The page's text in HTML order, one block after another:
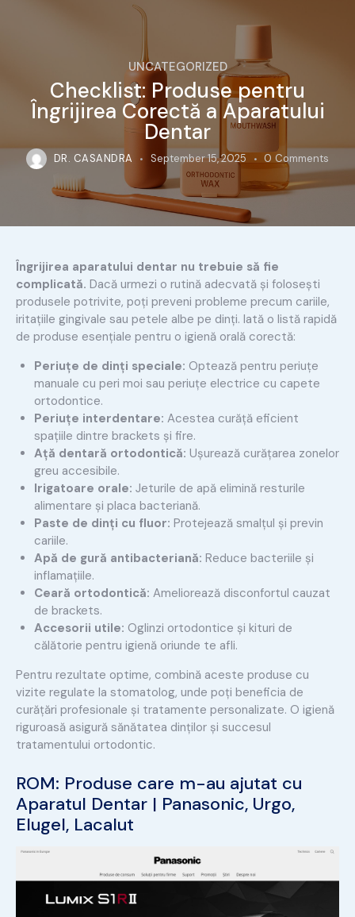
UNCATEGORIZED
Checklist: Produse pentru
Îngrijirea Corectă a Aparatului
Dentar
DR. CASANDRA September 15, 2025 0 Comments
Îngrijirea aparatului dentar nu trebuie să fie
complicată. Dacă urmezi o rutină adecvată și folosești
produsele potrivite, poți preveni probleme precum cariile,
iritațiile gingivale sau petele albe pe dinți. Iată o listă rapidă
de produse esențiale pentru o igienă orală corectă:
Periuțe de dinți speciale: Optează pentru periuțe
manuale cu peri moi sau periuțe electrice cu capete
ortodontice.
Periuțe interdentare: Acestea curăță eficient
spațiile dintre brackets și fire.
Ață dentară ortodontică: Ușurează curățarea zonelor
greu accesibile.
Irigatoare orale: Jeturile de apă elimină resturile
alimentare și placa bacteriană.
Paste de dinți cu fluor: Protejează smalțul și previn
cariile.
Apă de gură antibacteriană: Reduce bacteriile și
inflamațiile.
Ceară ortodontică: Ameliorează disconfortul cauzat
de brackets.
Accesorii utile: Oglinzi ortodontice și kituri de
călătorie pentru igienă oriunde te afli.
Pentru rezultate optime, combină aceste produse cu
vizite regulate la stomatolog, unde poți beneficia de
curățări profesionale și tratamente personalizate. O igienă
riguroasă asigură sănătatea dinților și succesul
tratamentului ortodontic.
ROM: Produse care m-au ajutat cu
Aparatul Dentar | Panasonic, Urgo,
Elugel, Lacalut